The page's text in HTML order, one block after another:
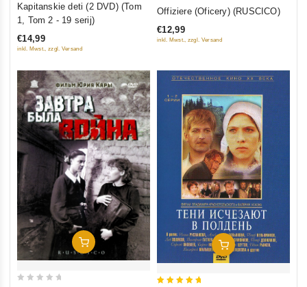
out
5
Kapitanskie deti (2 DVD) (Tom
1, Tom 2 - 19 serij)
€14,99
inkl. Mwst., zzgl. Versand
Offiziere (Oficery) (RUSCICO)
€12,99
inkl. Mwst., zzgl. Versand
In Den Warenkorb In Den Warenkorb